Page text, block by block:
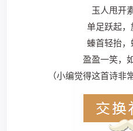
玉人甩开
单足跃起，
螓首轻抬，
盈盈一笑，
（小编觉得这首诗非